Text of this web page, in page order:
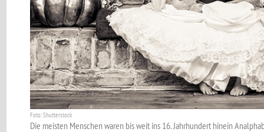
Foto: Shutterstock
Die meisten Menschen waren bis weit ins 16. Jahrhundert hinein